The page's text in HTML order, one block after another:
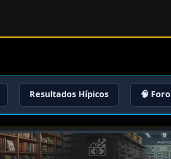
Resultados Hípicos 🧠 Foro